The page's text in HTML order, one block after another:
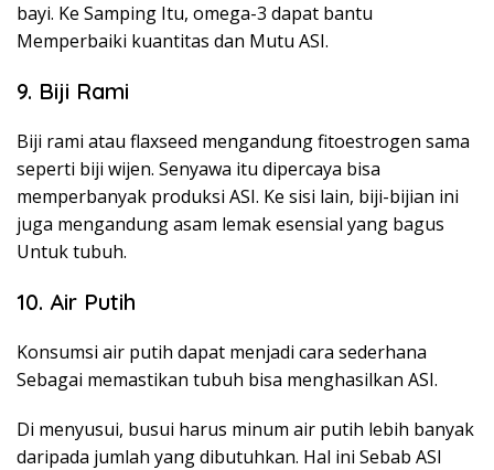
bayi. Ke Samping Itu, omega-3 dapat bantu
Memperbaiki kuantitas dan Mutu ASI.
9. Biji Rami
Biji rami atau flaxseed mengandung fitoestrogen sama
seperti biji wijen. Senyawa itu dipercaya bisa
memperbanyak produksi ASI. Ke sisi lain, biji-bijian ini
juga mengandung asam lemak esensial yang bagus
Untuk tubuh.
10. Air Putih
Konsumsi air putih dapat menjadi cara sederhana
Sebagai memastikan tubuh bisa menghasilkan ASI.
Di menyusui, busui harus minum air putih lebih banyak
daripada jumlah yang dibutuhkan. Hal ini Sebab ASI